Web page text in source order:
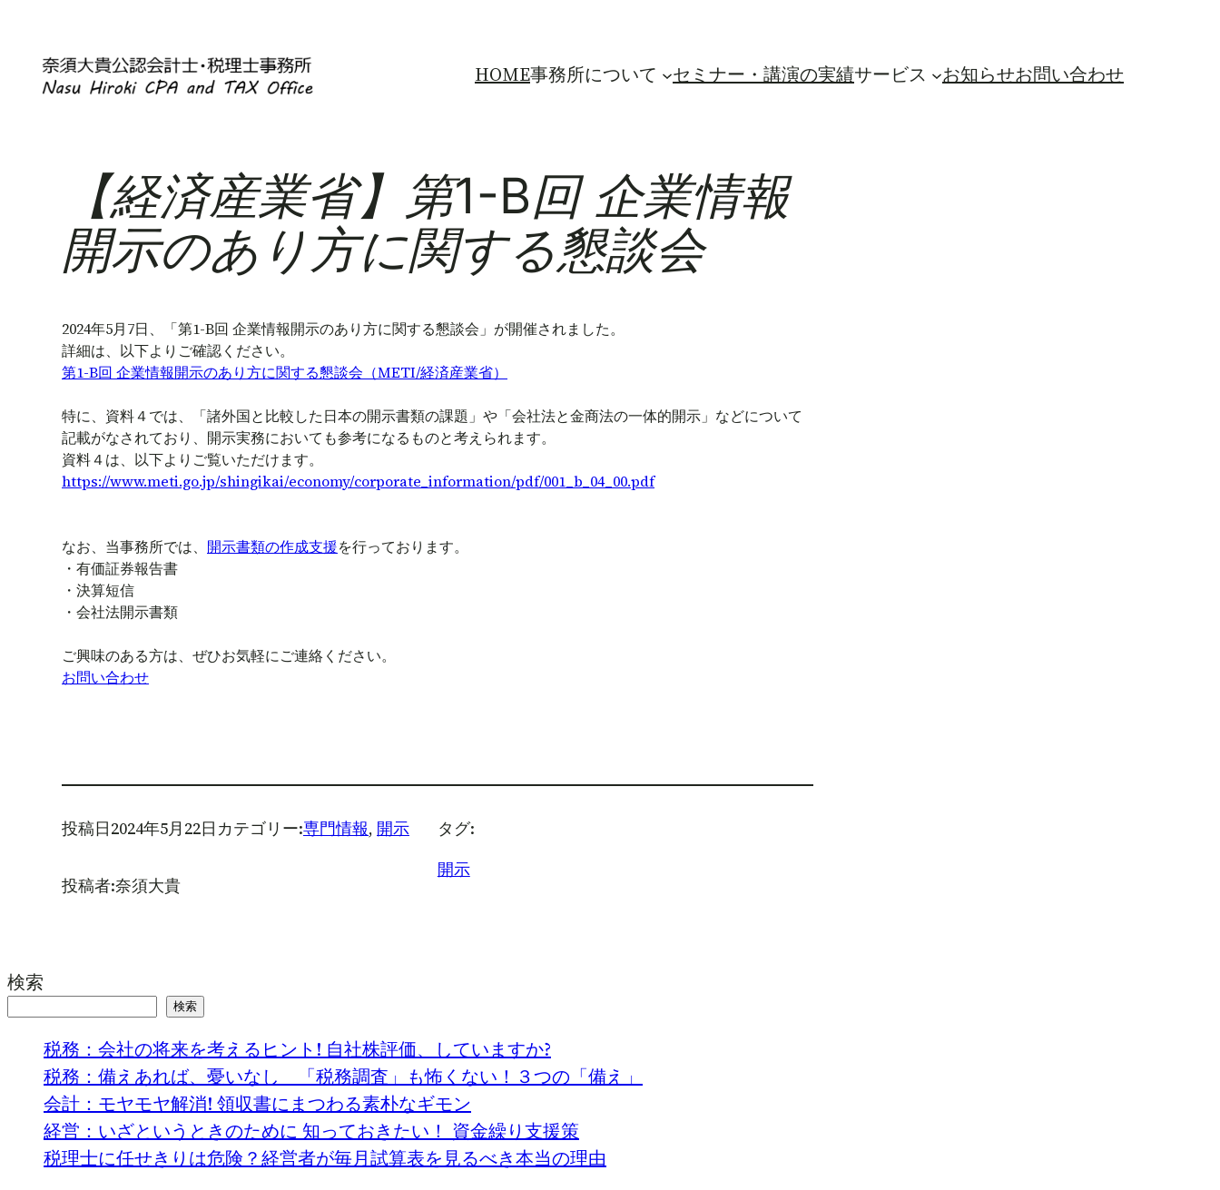
HOME事務所について セミナー・講演の実績サービス お知らせお問い合わせ
【経済産業省】第1-B回 企業情報
開示のあり方に関する懇談会
2024年5月7日、「第1-B回 企業情報開示のあり方に関する懇談会」が開催されました。
詳細は、以下よりご確認ください。
第1-B回 企業情報開示のあり方に関する懇談会（METI/経済産業省）
特に、資料４では、「諸外国と比較した日本の開示書類の課題」や「会社法と金商法の一体的開示」などについて
記載がなされており、開示実務においても参考になるものと考えられます。
資料４は、以下よりご覧いただけます。
https://www.meti.go.jp/shingikai/economy/corporate_information/pdf/001_b_04_00.pdf
なお、当事務所では、 開示書類の作成支援を行っております。
・有価証券報告書
・決算短信
・会社法開示書類
ご興味のある方は、ぜひお気軽にご連絡ください。
お問い合わせ
投稿日2024年5月22日 カテゴリー:専門情報, 開示
投稿者:奈須大貴
タグ:
開示
検索
検索
税務：会社の将来を考えるヒント! 自社株評価、していますか?
税務：備えあれば、憂いなし 「税務調査」も怖くない！３つの「備え」
会計：モヤモヤ解消! 領収書にまつわる素朴なギモン
経営：いざというときのために 知っておきたい！ 資金繰り支援策
税理士に任せきりは危険？経営者が毎月試算表を見るべき本当の理由